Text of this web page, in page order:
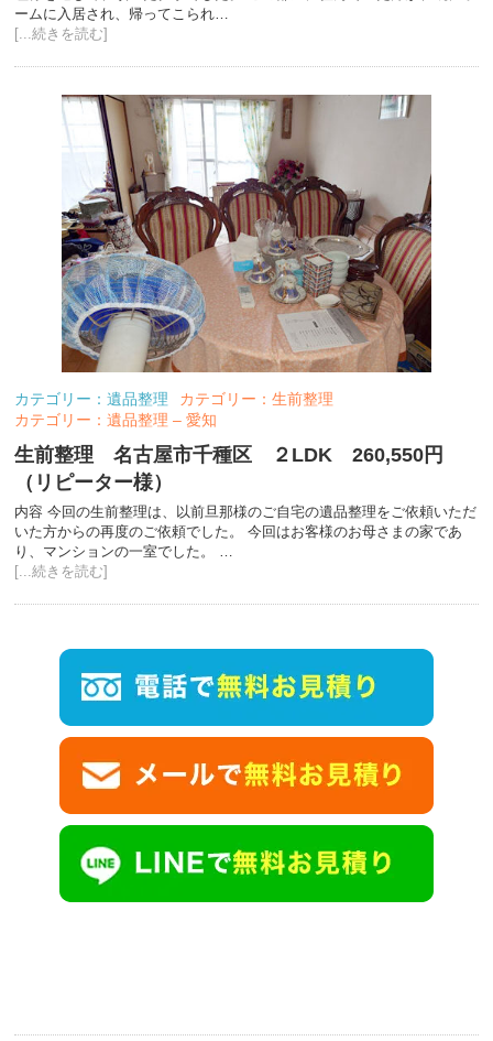
ームに入居され、帰ってこられ…
[...続きを読む]
カテゴリー：遺品整理
カテゴリー：生前整理
カテゴリー：遺品整理 – 愛知
生前整理 名古屋市千種区 ２LDK 260,550円
（リピーター様）
内容 今回の生前整理は、以前旦那様のご自宅の遺品整理をご依頼いただ
いた方からの再度のご依頼でした。 今回はお客様のお母さまの家であ
り、マンションの一室でした。 …
[...続きを読む]